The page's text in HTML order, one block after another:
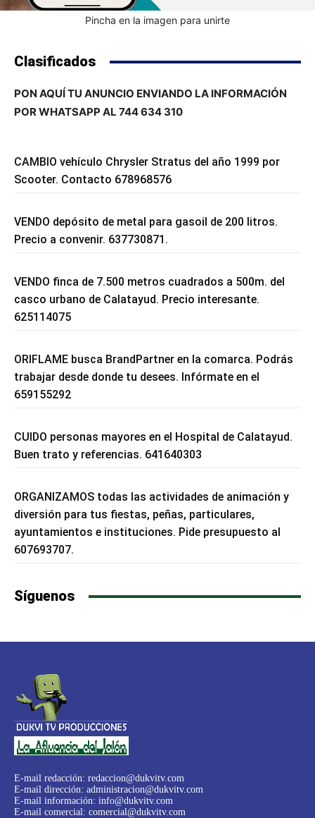
Pincha en la imagen para unirte
Clasificados
PON AQUÍ TU ANUNCIO ENVIANDO LA INFORMACIÓN
POR WHATSAPP AL 744 634 310
CAMBIO vehículo Chrysler Stratus del año 1999 por
Scooter. Contacto 678968576
VENDO depósito de metal para gasoil de 200 litros.
Precio a convenir. 637730871.
VENDO finca de 7.500 metros cuadrados a 500m. del
casco urbano de Calatayud. Precio interesante.
625114075
ORIFLAME busca BrandPartner en la comarca. Podrás
trabajar desde donde tu desees. Infórmate en el
659155292
CUIDO personas mayores en el Hospital de Calatayud.
Buen trato y referencias. 641640303
ORGANIZAMOS todas las actividades de animación y
diversión para tus fiestas, peñas, particulares,
ayuntamientos e instituciones. Pide presupuesto al
607693707.
Síguenos
E-mail redacción: redaccion@dukvitv.com
E-mail dirección: administracion@dukvitv.com
E-mail información: info@dukvitv.com
E-mail comercial: comercial@dukvitv.com